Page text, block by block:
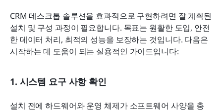
CRM 데스크톱 솔루션을 효과적으로 구현하려면 잘 계획된
설치 및 구성 과정이 필요합니다. 목표는 원활한 도입, 안전
한 데이터 처리, 최적의 성능을 보장하는 것입니다. 다음은
시작하는 데 도움이 되는 실용적인 가이드입니다:
1. 시스템 요구 사항 확인
설치 전에 하드웨어와 운영 체제가 소프트웨어 사양을 충